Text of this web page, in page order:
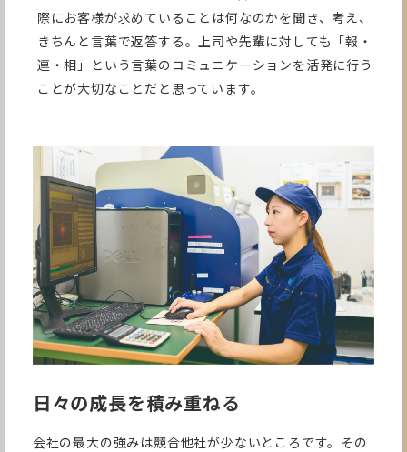
際にお客様が求めていることは何なのかを聞き、考え、
きちんと言葉で返答する。上司や先輩に対しても「報・
連・相」という言葉のコミュニケーションを活発に行う
ことが大切なことだと思っています。
日々の成長を積み重ねる
会社の最大の強みは競合他社が少ないところです。その